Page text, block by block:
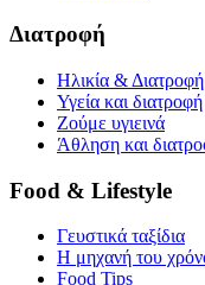
Διατροφή
Ηλικία & Διατροφή
Υγεία και διατροφή
Ζούμε υγιεινά
Άθληση και
Food & Lifestyle
Γευστικά ταξίδια
Η μηχανή του
Food Tips